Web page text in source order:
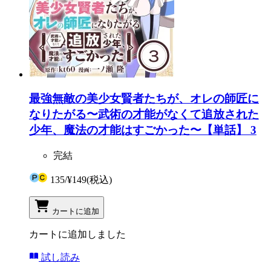
最強無敵の美少女賢者たちが、オレの師匠に
なりたがる〜武術の才能がなくて追放された
少年、魔法の才能はすごかった〜【単話】 3
完結
135/¥149(税込)
カートに追加
カートに追加しました
試し読み